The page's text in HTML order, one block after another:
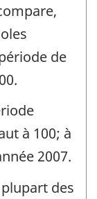
de
à 100; à
2007.
des